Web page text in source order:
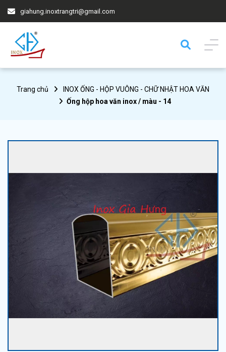
giahung.inoxtrangtri@gmail.com
Trang chủ
INOX ỐNG - HỘP VUÔNG - CHỮ NHẬT HOA VĂN
Ống hộp hoa văn inox / màu - 14